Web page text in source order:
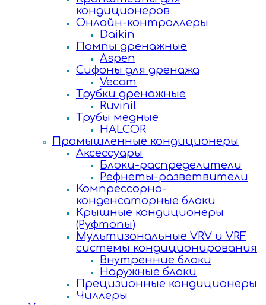
кондиционеров
Онлайн-контроллеры
Daikin
Помпы дренажные
Aspen
Сифоны для дренажа
Vecam
Трубки дренажные
Ruvinil
Трубы медные
HALCOR
Промышленные кондиционеры
Аксессуары
Блоки-распределители
Рефнеты-разветвители
Компрессорно-
конденсаторные блоки
Крышные кондиционеры
(Руфтопы)
Мультизональные VRV и VRF
системы кондиционирования
Внутренние блоки
Наружные блоки
Прецизионные кондиционеры
Чиллеры